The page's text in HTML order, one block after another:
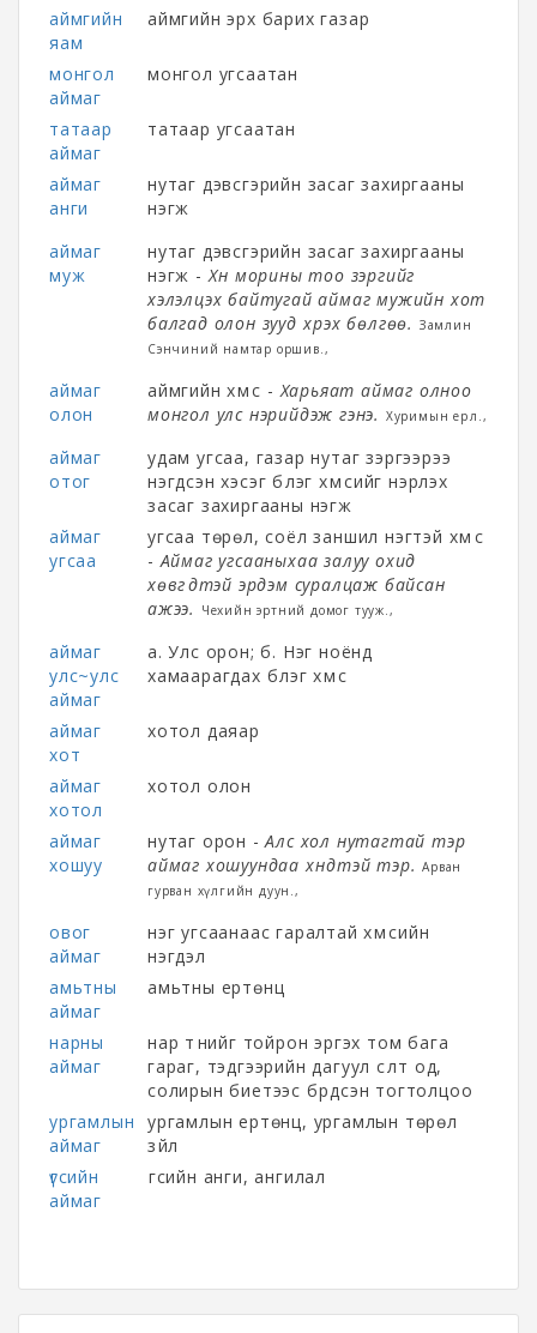
аймгийн
яам
аймгийн эрх барих газар
монгол
аймаг
монгол угсаатан
татаар
аймаг
татаар угсаатан
аймаг
анги
нутаг дэвсгэрийн засаг захиргааны
нэгж
аймаг
муж
нутаг дэвсгэрийн засаг захиргааны
нэгж -Хүн морины тоо зэргийг
хэлэлцэх байтугай аймаг мужийн хот
балгад олон зууд хүрэх бөлгөө. Замлин
Сэнчиний намтар оршив.,
аймаг
олон
аймгийн хүмүүс - Харьяат аймаг олноо
монгол улс нэрийдэж г‎энэ. Хуримын ерөөл.,
аймаг
отог
удам угсаа, газар нутаг зэргээрээ
нэгдсэн хэсэг бүлэг хүмүүсийг нэрлэх
засаг захиргааны нэгж
аймаг
угсаа
угсаа төрөл, соёл заншил нэгтэй хүмүүс
-Аймаг угсааныхаа залуу охид
хөвгүүдтэй эрдэм суралцаж байсан
ажээ.
Чехийн эртний домог тууж.,
аймаг
улс~улс
аймаг
а. Улс орон; б. Нэг ноёнд
хамаарагдах бүлэг хүмүүс
аймаг
хот
хотол даяар
аймаг
хотол
хотол олон
аймаг
хошуу
нутаг орон - Алс хол нутагтай тэр
аймаг хошуундаа хүндтэй тэр. Арван
гурван хүлгийн дуун.,
овог
аймаг
нэг угсаанаас гаралтай хүмүүсийн
нэгдэл
амьтны
аймаг
амьтны ертөнц
нарны
аймаг
нар түүнийг тойрон эргэх том бага
гараг, тэдгээрийн дагуул сүүлт од,
солирын биетээс бүрдсэн тогтолцоо
ургамлын
аймаг
ургамлын ертөнц, ургамлын төрөл
зүйл
үгсийн
аймаг
үгсийн анги, ангилал